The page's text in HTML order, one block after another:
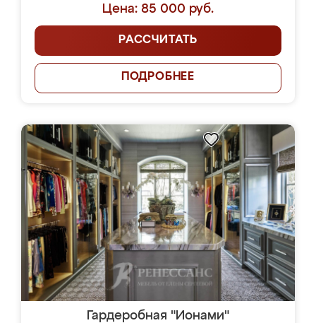
Цена: 85 000 руб.
РАССЧИТАТЬ
ПОДРОБНЕЕ
Гардеробная "Ионами"